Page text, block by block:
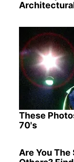
These
70's
Are You